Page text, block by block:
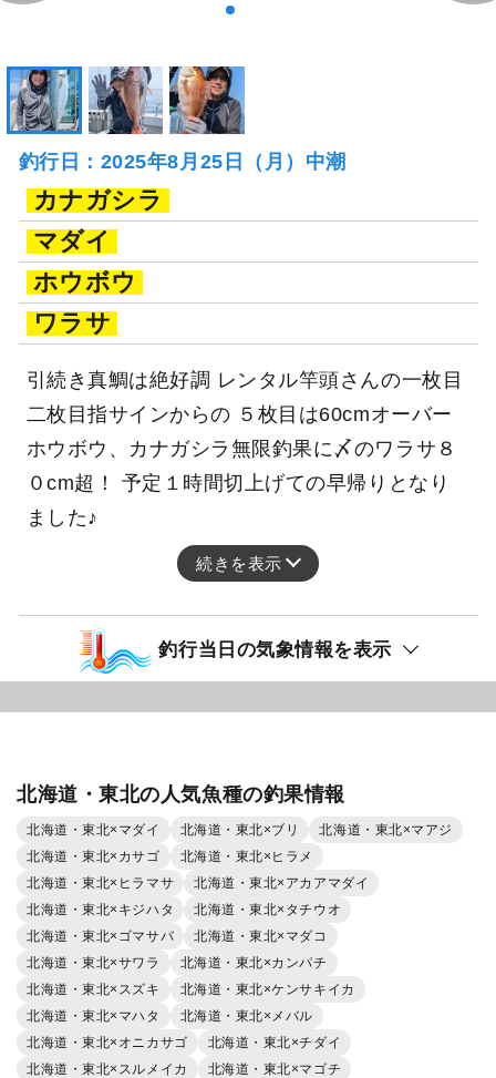
カナガシラ
マダイ
ホウボウ
ワラサ
引続き真鯛は絶好調 レンタル竿頭さんの一枚目
二枚目指サインからの ５枚目は60cmオーバー
ホウボウ、カナガシラ無限釣果に〆のワラサ８
０cm超！ 予定１時間切上げての早帰りとなり
ました♪
続きを表示
北海道・東北×マダイ 北海道・東北×ブリ
北海道・東北×カサゴ
北海道・東北×ヒラメ
北海道・東北×ヒラマサ
北海道・東北×アカアマダイ
北海道・東北×キジハタ
北海道・東北×タチウオ
北海道・東北×ゴマサバ
北海道・東北×マダコ
北海道・東北×サワラ
北海道・東北×カンパチ
北海道・東北×スズキ
北海道・東北×ケンサキイカ
北海道・東北×マハタ
北海道・東北×メバル
北海道・東北×オニカサゴ
北海道・東北×チダイ